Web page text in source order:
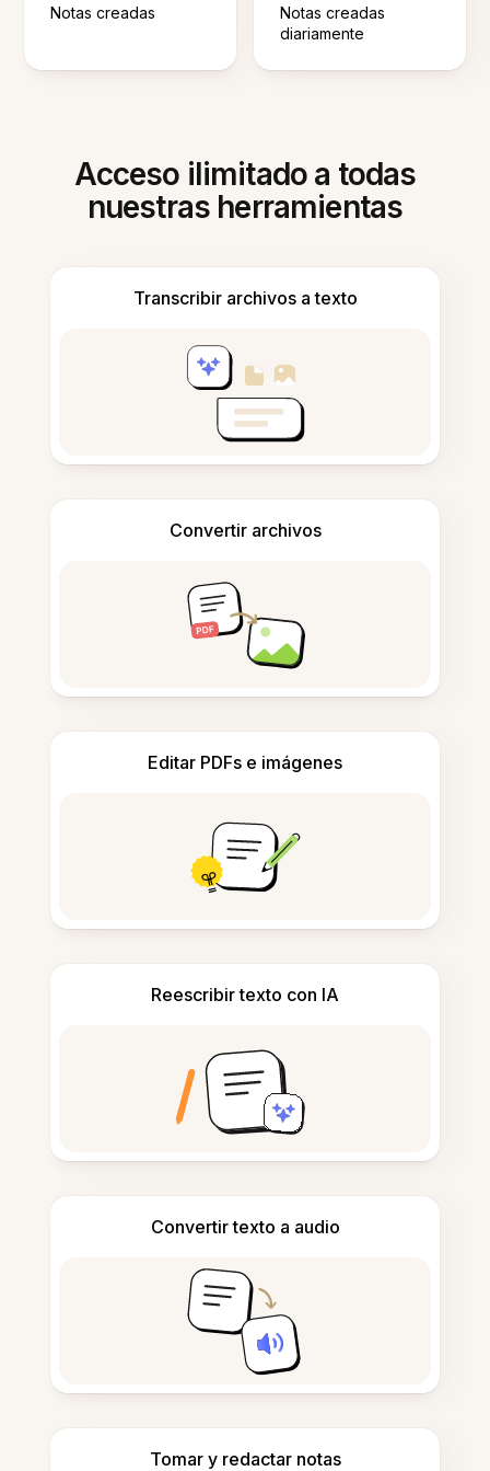
Notas creadas
Notas creadas
diariamente
Acceso ilimitado a todas
nuestras herramientas
Transcribir archivos a texto
Convertir archivos
Editar PDFs e imágenes
Reescribir texto con IA
Convertir texto a audio
Tomar y redactar notas